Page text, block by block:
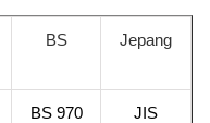
BS Jepang
BS 970
JIS